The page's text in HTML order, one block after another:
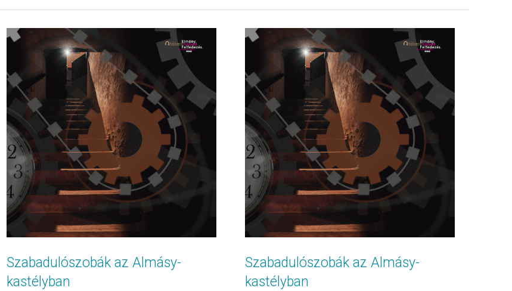
Szabadulószobák az Almásy-
kastélyban
Szabadulószobák az Almásy-
kastélyban